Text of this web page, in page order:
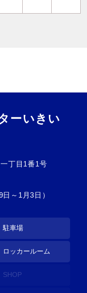
ーいきい
丁目1番1号
～1月3日）
駐車場
ロッカールーム
SHOP